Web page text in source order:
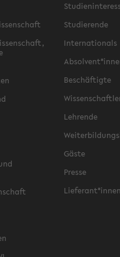
Studierende
Internationals
Beschäftigte
Lehrende
Gäste
Presse
Lieferant*innen